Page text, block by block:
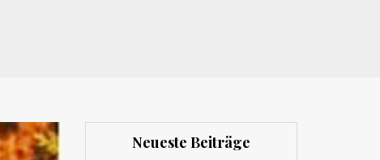
Neueste Beiträge